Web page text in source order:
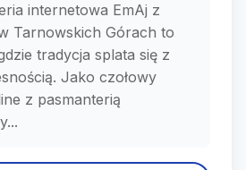
internetowa EmAj z
Tarnowskich Górach to
tradycja splata się z
Jako czołowy
z pasmanterią